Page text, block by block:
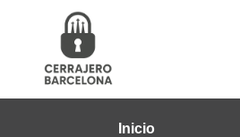
Inicio